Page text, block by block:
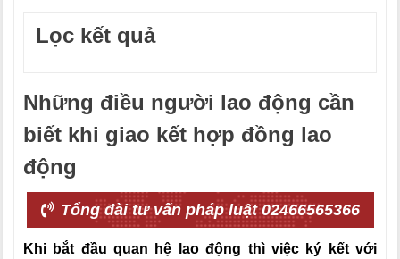
Lọc kết quả
Những điều người lao động cần
biết khi giao kết hợp đồng lao
động
Tổng đài tư vấn pháp luật 02466565366
Khi bắt đầu quan hệ lao động thì việc ký kết với